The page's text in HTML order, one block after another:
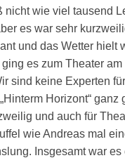
nicht wie viel tausend
es war sehr
und das Wetter hielt
es zum Theater
sind keine Experten
Horizont“ ganz
und auch für
wie Andreas mal
Insgesamt war es